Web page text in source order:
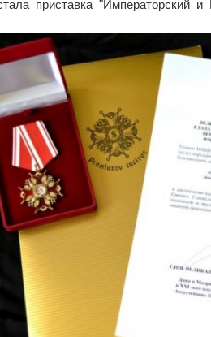
приставка "Императорский и